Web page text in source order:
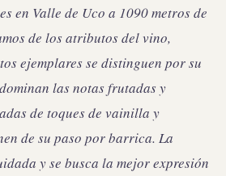
en Valle de Uco a 1090 metros de
de los atributos del vino,
ejemplares se distinguen por su
las notas frutadas y
de toques de vainilla y
de su paso por barrica. La
y se busca la mejor expresión